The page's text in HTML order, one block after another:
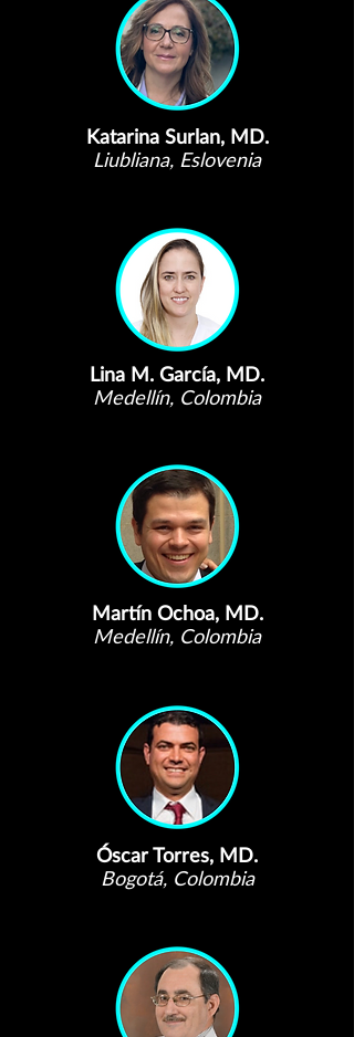
Katarina Surlan, MD.
Liubliana, Eslovenia
Lina M. García, MD.
Medellín, Colombia
Martín Ochoa, MD.
Medellín, Colombia
Óscar Torres, MD.
Bogotá, Colombia